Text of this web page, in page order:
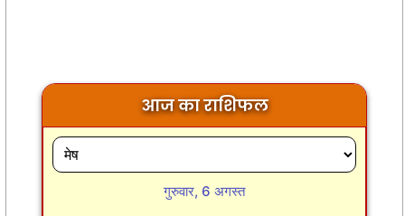
आज का राशिफल
गुरुवार, 6 अगस्त